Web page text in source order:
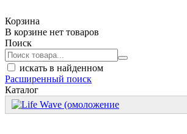
Корзина
В корзине нет товаров
Поиск
искать в найденном
Расширенный поиск
Каталог